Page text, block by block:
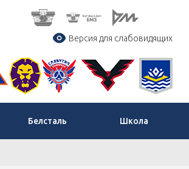
Версия для слабовидящих
Белсталь Школа